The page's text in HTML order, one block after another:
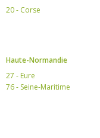
20 - Corse
Haute-Normandie
27 - Eure
76 - Seine-Maritime